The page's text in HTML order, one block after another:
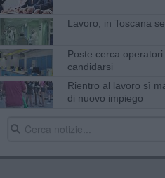
Lavoro, in Toscana
Poste cerca
candidarsi
Rientro al lavoro sì
di nuovo impiego